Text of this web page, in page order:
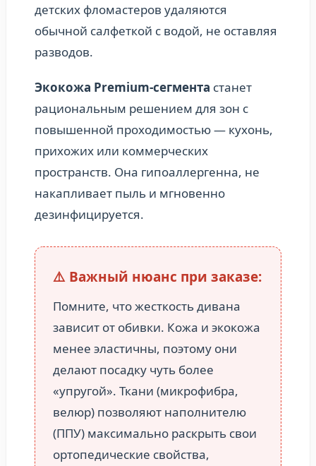
детских фломастеров удаляются
обычной салфеткой с водой, не оставляя
разводов.
Экокожа Premium-сегмента станет
рациональным решением для зон с
повышенной проходимостью — кухонь,
прихожих или коммерческих
пространств. Она гипоаллергенна, не
накапливает пыль и мгновенно
дезинфицируется.
⚠️ Важный нюанс при заказе:
Помните, что жесткость дивана
зависит от обивки. Кожа и экокожа
менее эластичны, поэтому они
делают посадку чуть более
«упругой». Ткани (микрофибра,
велюр) позволяют наполнителю
(ППУ) максимально раскрыть свои
ортопедические свойства,